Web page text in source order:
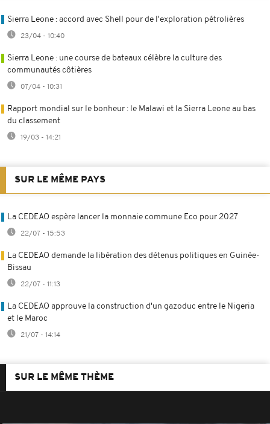
Sierra Leone : accord avec Shell pour de l'exploration pétrolières
23/04 - 10:40
Sierra Leone : une course de bateaux célèbre la culture des
communautés côtières
07/04 - 10:31
Rapport mondial sur le bonheur : le Malawi et la Sierra Leone au bas
du classement
19/03 - 14:21
SUR LE MÊME PAYS
La CEDEAO espère lancer la monnaie commune Eco pour 2027
22/07 - 15:53
La CEDEAO demande la libération des détenus politiques en Guinée-
Bissau
22/07 - 11:13
La CEDEAO approuve la construction d'un gazoduc entre le Nigeria
et le Maroc
21/07 - 14:14
SUR LE MÊME THÈME